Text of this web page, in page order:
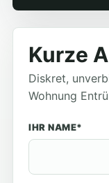
Kurze
Diskret,
Wohnung
IHR NAME*